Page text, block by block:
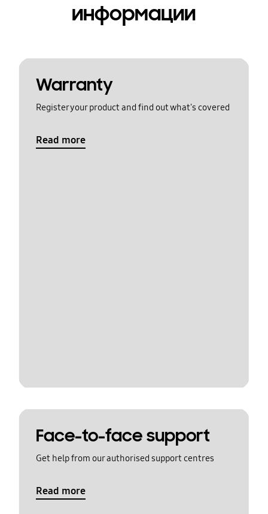
информации
Warranty
Register your product and find out what's covered
Read more
Face-to-face support
Get help from our authorised support centres
Read more